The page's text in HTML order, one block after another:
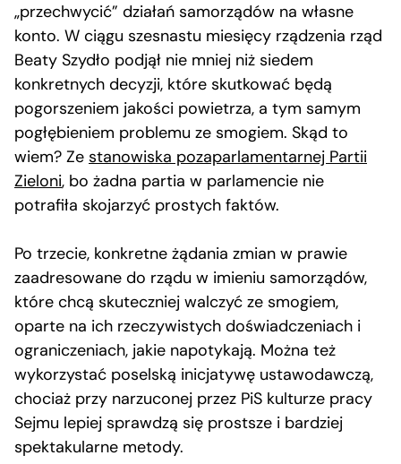
„przechwycić” działań samorządów na własne
konto. W ciągu szesnastu miesięcy rządzenia rząd
Beaty Szydło podjął nie mniej niż siedem
konkretnych decyzji, które skutkować będą
pogorszeniem jakości powietrza, a tym samym
pogłębieniem problemu ze smogiem. Skąd to
wiem? Ze stanowiska pozaparlamentarnej Partii
Zieloni, bo żadna partia w parlamencie nie
potrafiła skojarzyć prostych faktów.
Po trzecie, konkretne żądania zmian w prawie
zaadresowane do rządu w imieniu samorządów,
które chcą skuteczniej walczyć ze smogiem,
oparte na ich rzeczywistych doświadczeniach i
ograniczeniach, jakie napotykają. Można też
wykorzystać poselską inicjatywę ustawodawczą,
chociaż przy narzuconej przez PiS kulturze pracy
Sejmu lepiej sprawdzą się prostsze i bardziej
spektakularne metody.